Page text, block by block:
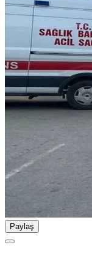
Paylaş